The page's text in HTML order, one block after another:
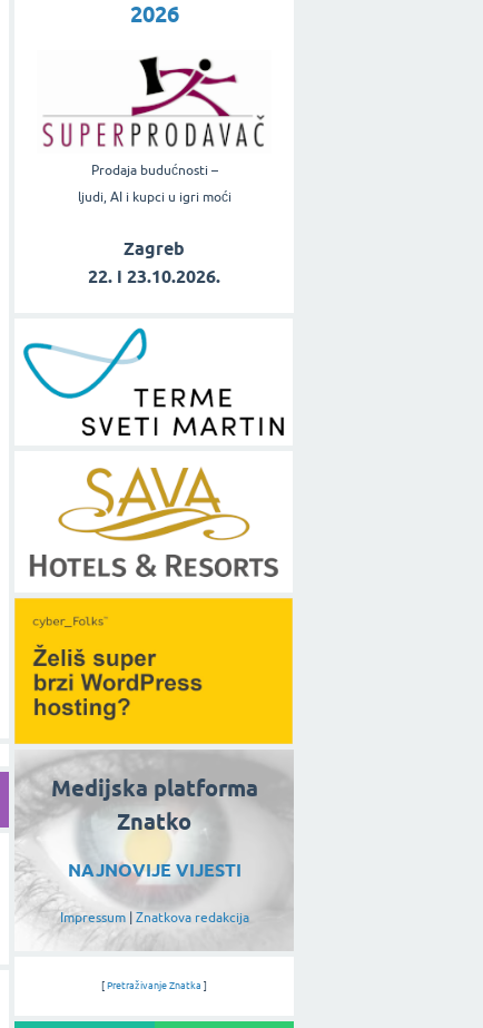
2026
Prodaja budućnosti –
ljudi, AI i kupci u igri moći
Zagreb
22. i 23.10.2026.
Medijska platforma
Znatko
NAJNOVIJE VIJESTI
Impressum| Znatkova redakcija
[ Pretraživanje Znatka ]